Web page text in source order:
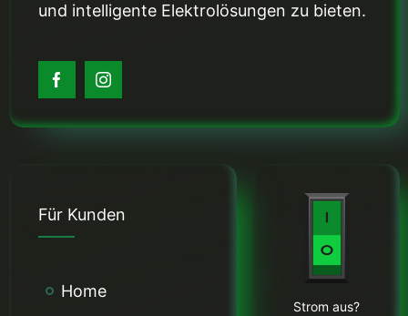
und intelligente Elektrolösungen zu bieten.
Für Kunden
Home
Strom aus?